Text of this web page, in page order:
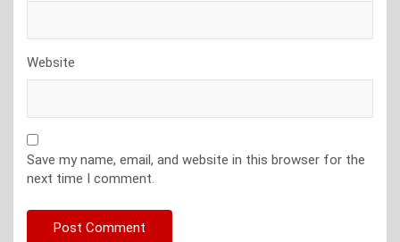
Website
Save my name, email, and website in this browser for the
next time I comment.